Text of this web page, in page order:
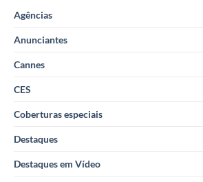
Agências
Anunciantes
Cannes
CES
Coberturas especiais
Destaques
Destaques em Vídeo